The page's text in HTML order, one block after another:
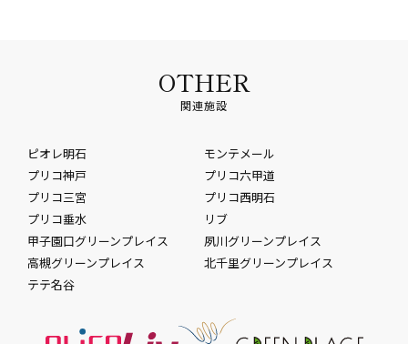
OTHER
関連施設
ピオレ明石
モンテメール
プリコ神戸
プリコ六甲道
プリコ三宮
プリコ西明石
プリコ垂水
リブ
甲子園口グリーンプレイス
夙川グリーンプレイス
高槻グリーンプレイス
北千里グリーンプレイス
テテ名谷